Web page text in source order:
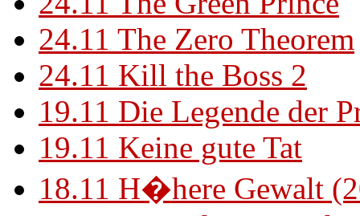
24.11 The Zero Theorem
24.11 Kill the Boss 2
19.11 Die Legende der
19.11 Keine gute Tat
18.11 H�here Gewalt